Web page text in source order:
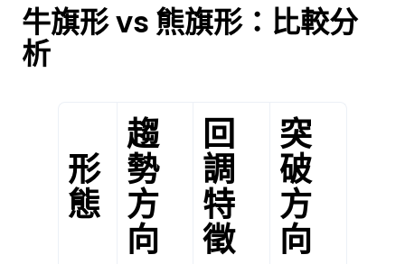
牛旗形 vs 熊旗形：比較分
析
形
態
趨
勢
方
向
回
調
特
徵
突
破
方
向